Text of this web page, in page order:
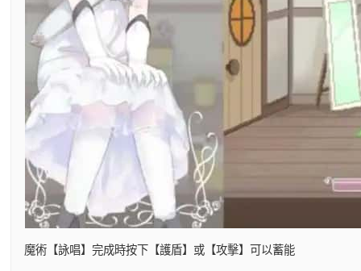
魔術【詠唱】完成時按下【護盾】或【攻擊】可以蓄能